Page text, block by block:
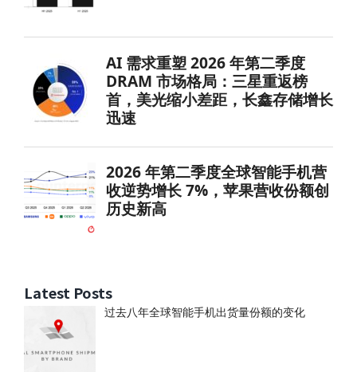
Latest Posts
过去八年全球智能手机出货量份额的变化